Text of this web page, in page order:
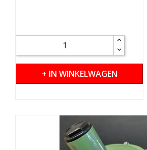
+ IN WINKELWAGEN